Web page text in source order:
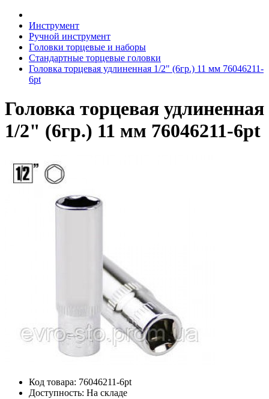
Инструмент
Pучнoй инcтpумeнт
Гoлoвки тopцeвыe и нaбopы
Cтaндapтныe тopцeвыe гoлoвки
Головка торцевая удлиненная 1/2" (6гр.) 11 мм 76046211-
6pt
Головка торцевая удлиненная
1/2" (6гр.) 11 мм 76046211-6pt
Код товара: 76046211-6pt
Доступность: На складе